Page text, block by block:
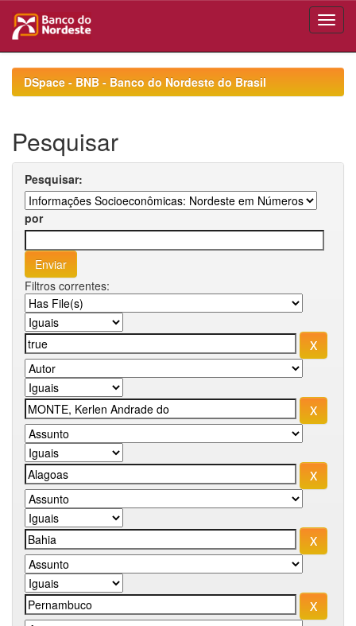
navigationDSpace - BNB - Banco do Nordeste do Brasil
Pesquisar
Pesquisar:
por
Filtros correntes: